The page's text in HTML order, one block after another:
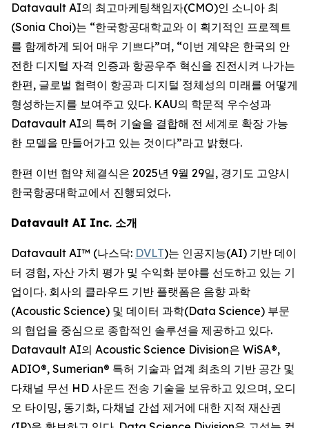
Datavault AI의 최고마케팅책임자(CMO)인 소니아 최
(Sonia Choi)는 “한국항공대학교와 이 획기적인 프로젝트
를 함께하게 되어 매우 기쁘다”며, “이번 계약은 한국의 안
전한 디지털 자격 인증과 항공우주 혁신을 진전시켜 나가는
한편, 글로벌 협력이 항공과 디지털 정체성의 미래를 어떻게
형성하는지를 보여주고 있다. KAU의 학문적 우수성과
Datavault AI의 특허 기술을 결합해 전 세계로 확장 가능
한 모델을 만들어가고 있는 것이다”라고 밝혔다.
한편 이번 협약 체결식은 2025년 9월 29일, 경기도 고양시
한국항공대학교에서 진행되었다.
Datavault AI Inc. 소개
Datavault AI™ (나스닥: DVLT)는 인공지능(AI) 기반 데이
터 경험, 자산 가치 평가 및 수익화 분야를 선도하고 있는 기
업이다. 회사의 클라우드 기반 플랫폼은 음향 과학
(Acoustic Science) 및 데이터 과학(Data Science) 부문
의 협업을 중심으로 종합적인 솔루션을 제공하고 있다.
Datavault AI의 Acoustic Science Division은 WiSA®,
ADIO®, Sumerian® 특허 기술과 업계 최초의 기반 공간 및
다채널 무선 HD 사운드 전송 기술을 보유하고 있으며, 오디
오 타이밍, 동기화, 다채널 간섭 제거에 대한 지적 재산권